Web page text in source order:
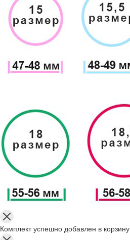
Комплект успешно добавлен в корзину